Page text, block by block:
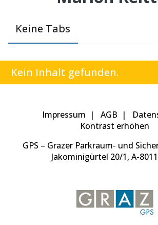
Keine Tabs
Kein Inhalt gefunden.
Impressum AGB
Kontrast erhöhen
GPS – Grazer Parkraum- und
Jakominigürtel 20/1, A-